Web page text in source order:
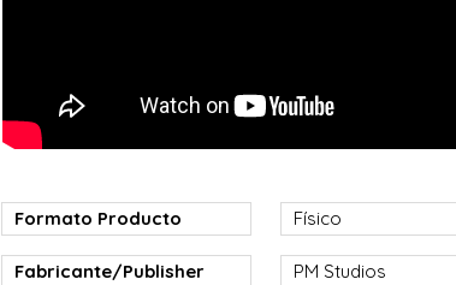
Formato Producto Físico
Fabricante/Publisher PM Studios